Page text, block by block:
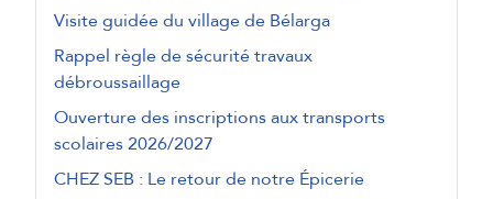
Visite guidée du village de Bélarga
Rappel règle de sécurité travaux
débroussaillage
Ouverture des inscriptions aux transports
scolaires 2026/2027
CHEZ SEB : Le retour de notre Épicerie